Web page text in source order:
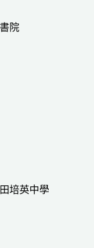
院
培英中學